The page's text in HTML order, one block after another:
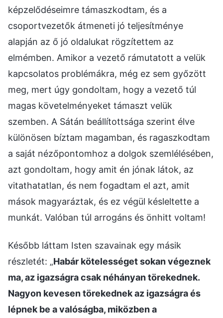
képzelődéseimre támaszkodtam, és a
csoportvezetők átmeneti jó teljesítménye
alapján az ő jó oldalukat rögzítettem az
elmémben. Amikor a vezető rámutatott a velük
kapcsolatos problémákra, még ez sem győzött
meg, mert úgy gondoltam, hogy a vezető túl
magas követelményeket támaszt velük
szemben. A Sátán beállítottsága szerint élve
különösen bíztam magamban, és ragaszkodtam
a saját nézőpontomhoz a dolgok szemlélésében,
azt gondoltam, hogy amit én jónak látok, az
vitathatatlan, és nem fogadtam el azt, amit
mások magyaráztak, és ez végül késleltette a
munkát. Valóban túl arrogáns és önhitt voltam!
Később láttam Isten szavainak egy másik
részletét: „Habár kötelességet sokan végeznek
ma, az igazságra csak néhányan törekednek.
Nagyon kevesen törekednek az igazságra és
lépnek be a valóságba, miközben a